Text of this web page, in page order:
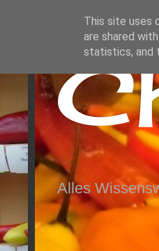
Alles
This site uses
are shared
statistics, and